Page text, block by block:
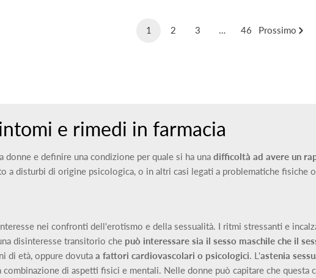
1 2 3 … 46 Prossimo
e rimedi in farmacia
e definire una condizione per quale si ha una difficoltà ad avere un
a disturbi di origine psicologica, o in altri casi legati a problematiche fisiche
nei confronti dell'erotismo e della sessualità. I ritmi stressanti e
disinteresse transitorio che può interessare sia il sesso maschile che il
di età, oppure dovuta a fattori cardiovascolari o psicologici. L'astenia
di aspetti fisici e mentali. Nelle donne può capitare che questa